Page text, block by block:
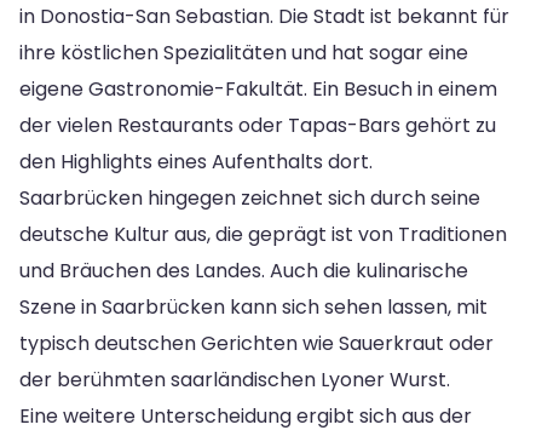
in Donostia-San Sebastian. Die Stadt ist bekannt für
ihre köstlichen Spezialitäten und hat sogar eine
eigene Gastronomie-Fakultät. Ein Besuch in einem
der vielen Restaurants oder Tapas-Bars gehört zu
den Highlights eines Aufenthalts dort.
Saarbrücken hingegen zeichnet sich durch seine
deutsche Kultur aus, die geprägt ist von Traditionen
und Bräuchen des Landes. Auch die kulinarische
Szene in Saarbrücken kann sich sehen lassen, mit
typisch deutschen Gerichten wie Sauerkraut oder
der berühmten saarländischen Lyoner Wurst.
Eine weitere Unterscheidung ergibt sich aus der